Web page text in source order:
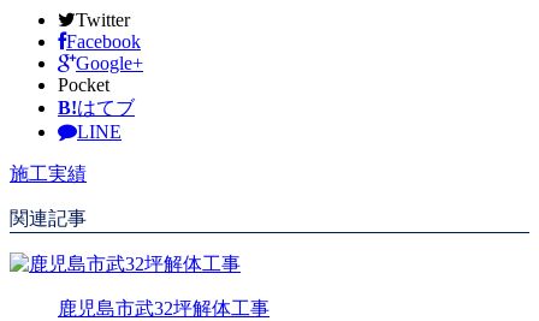
Twitter
Facebook
Google+
Pocket
B!はてブ
LINE
施工実績
関連記事
鹿児島市武32坪解体工事